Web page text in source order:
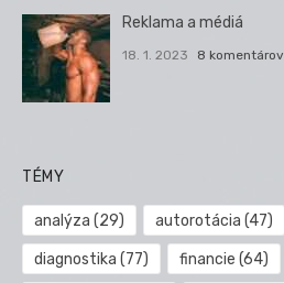
Reklama a médiá
18. 1. 2023 8 komentárov
TÉMY
analýza (29) autorotácia (47)
diagnostika (77) financie (64)